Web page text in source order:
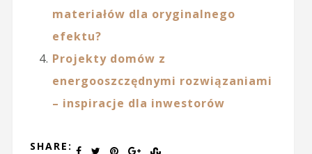
materiałów dla oryginalnego
efektu?
Projekty domów z
energooszczędnymi rozwiązaniami
– inspiracje dla inwestorów
SHARE: